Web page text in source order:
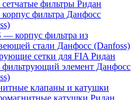
фильтры Ридан
фильтра Данфосс
— корпус фильтра из
стали Данфосс (Danfoss)
сетки для FIA Ридан
элемент Данфосс
клапаны и катушки
катушки Ридан